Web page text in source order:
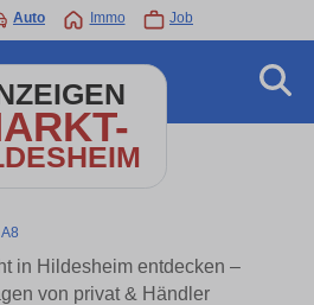
Auto Immo Job
A8
in Hildesheim entdecken –
von privat & Händler